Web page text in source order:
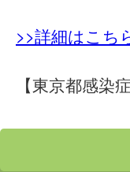
>>詳細はこち
【東京都感染